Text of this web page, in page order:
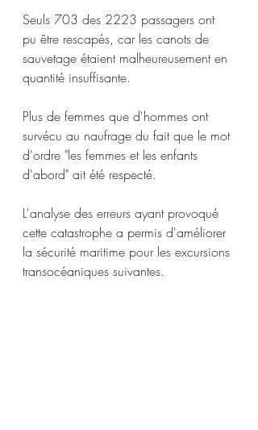
Seuls 703 des 2223 passagers ont
pu être rescapés, car les canots de
sauvetage étaient malheureusement en
quantité insuffisante.
Plus de femmes que d'hommes ont
survécu au naufrage du fait que le mot
d'ordre "les femmes et les enfants
d'abord" ait été respecté.
L'analyse des erreurs ayant provoqué
cette catastrophe a permis d'améliorer
la sécurité maritime pour les excursions
transocéaniques suivantes.